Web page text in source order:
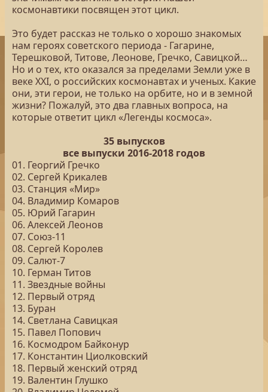
космонавтики посвящен этот цикл.
Это будет рассказ не только о хорошо знакомых
нам героях советского периода - Гагарине,
Терешковой, Титове, Леонове, Гречко, Савицкой…
Но и о тех, кто оказался за пределами Земли уже в
веке XXI, о российских космонавтах и ученых. Какие
они, эти герои, не только на орбите, но и в земной
жизни? Пожалуй, это два главных вопроса, на
которые ответит цикл «Легенды космоса».
35 выпусков
все выпуски 2016-2018 годов
01. Георгий Гречко
02. Сергей Крикалев
03. Станция «Мир»
04. Владимир Комаров
05. Юрий Гагарин
06. Алексей Леонов
07. Союз-11
08. Сергей Королев
09. Салют-7
10. Герман Титов
11. Звездные войны
12. Первый отряд
13. Буран
14. Светлана Савицкая
15. Павел Попович
16. Космодром Байконур
17. Константин Циолковский
18. Первый женский отряд
19. Валентин Глушко